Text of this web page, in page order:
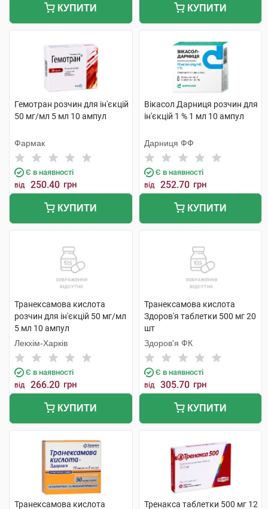
КУПИТИ КУПИТИ
Гемотран розчин для ін'єкцій
50 мг/мл 5 мл 10 ампул
Фармак
Є в наявності
від 250.40 грн
КУПИТИ
Вікасол Дарниця розчин для
ін'єкцій 1 % 1 мл 10 ампул
Дарниця ФФ
Є в наявності
від 252.70 грн
КУПИТИ
Транексамова кислота
розчин для ін'єкцій 50 мг/мл
5 мл 10 ампул
Лекхім-Харків
Є в наявності
від 266.20 грн
КУПИТИ
Транексамова кислота
Здоров'я таблетки 500 мг 20
шт
Здоров'я ФК
Є в наявності
від 305.70 грн
КУПИТИ
Транексамова кислота Тренакса таблетки 500 мг 12